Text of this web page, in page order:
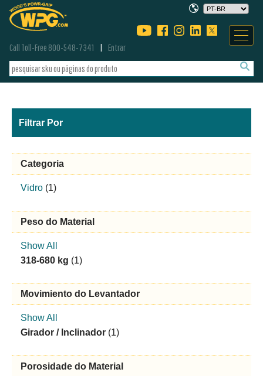
Call Toll-Free 800-548-7341 Entrar
Filtrar Por
Categoria
Vidro (1)
Peso do Material
Show All
318-680 kg (1)
Movimiento do Levantador
Show All
Girador / Inclinador (1)
Porosidade do Material